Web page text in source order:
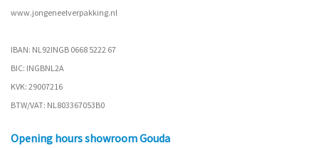
www.jongeneelverpakking.nl
IBAN: NL92INGB 0668 5222 67
BIC: INGBNL2A
KVK: 29007216
BTW/VAT: NL803367053B0
Opening hours showroom Gouda